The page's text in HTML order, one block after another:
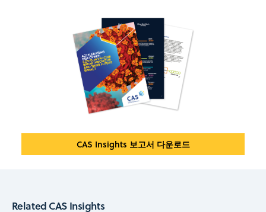
CAS Insights 보고서 다운로드
Related CAS Insights